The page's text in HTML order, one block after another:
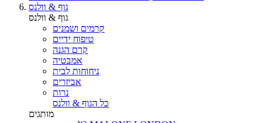
גוף & וולנס
גוף & וולנס
קרמים ושמנים
טיפוח ידיים
קרם הגנה
אמבטיה
ניחוחות לבית
אביזרים
נרות
כל הגוף & וולנס
מותגים